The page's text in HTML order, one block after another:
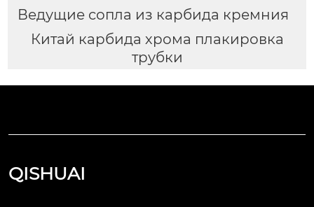
Ведущие сопла из карбида кремния
Китай карбида хрома плакировка
трубки
QISHUAI